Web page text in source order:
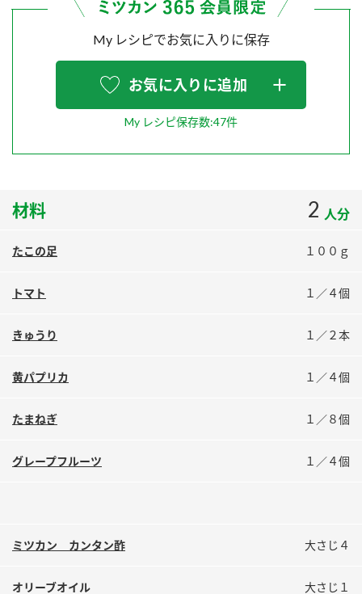
炊き込みご飯の素 米飯用調味液
PIN印
スペシャルサイト
納豆の豆知識
鍋奉行マニュアル
ロングセラー商品 ＋ おすすめレシピ
人気商品 ＋ おすすめレシピ
ZENB initiative
MIM（ミツカンミュージアム）
販売終了製品のご案内
よくあるご質問
ミツカン公式通販
My レシピでお気に入りに保存
お気に入りに追加
My レシピ保存数:47件
材料 2 人分
たこの足 １００ｇ
トマト １／４個
きゅうり １／２本
黄パプリカ １／４個
たまねぎ １／８個
グレープフルーツ １／４個
ミツカン カンタン酢 大さじ４
オリーブオイル 大さじ１